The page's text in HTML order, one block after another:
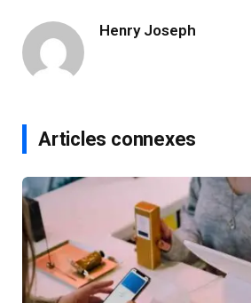
Henry Joseph
Articles connexes